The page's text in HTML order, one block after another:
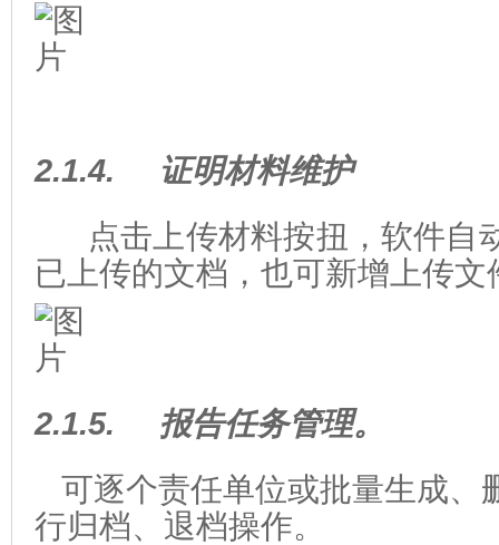
2.1.4.
证明材料维护
点击上传材料按扭，软件自
已上传的文档，也可新增上传文
2.1.5.
报告任务管理。
可逐个责任单位或批量生成、
行归档、退档操作。